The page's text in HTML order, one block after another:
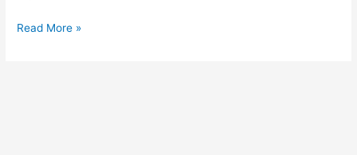
Read More »